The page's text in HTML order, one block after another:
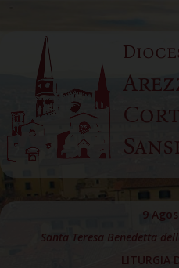
content
9
Santa Teresa Benedetta
LITURGIA